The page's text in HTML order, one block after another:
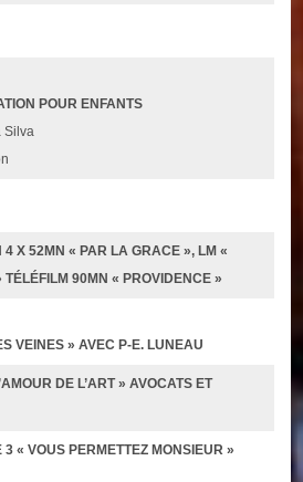
POUR ENFANTS
Silva
4 X 52MN « PAR LA GRACE », LM «
90MN « PROVIDENCE »
VEINES » AVEC P-E. LUNEAU
DE L’ART » AVOCATS ET
« VOUS PERMETTEZ MONSIEUR »